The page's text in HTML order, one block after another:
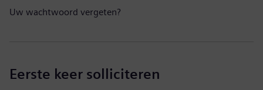
Uw wachtwoord vergeten?
Eerste keer solliciteren